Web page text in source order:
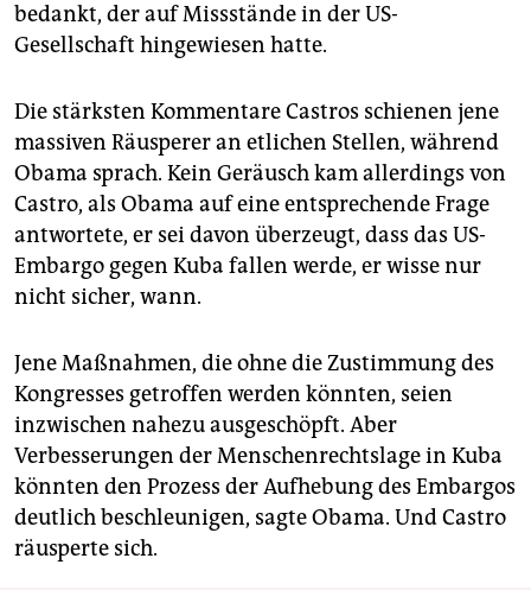
bedankt, der auf Missstände in der US-
Gesellschaft hingewiesen hatte.
Die stärksten Kommentare Castros schienen jene
massiven Räusperer an etlichen Stellen, während
Obama sprach. Kein Geräusch kam allerdings von
Castro, als Obama auf eine entsprechende Frage
antwortete, er sei davon überzeugt, dass das US-
Embargo gegen Kuba fallen werde, er wisse nur
nicht sicher, wann.
Jene Maßnahmen, die ohne die Zustimmung des
Kongresses getroffen werden könnten, seien
inzwischen nahezu ausgeschöpft. Aber
Verbesserungen der Menschenrechtslage in Kuba
könnten den Prozess der Aufhebung des Embargos
deutlich beschleunigen, sagte Obama. Und Castro
räusperte sich.